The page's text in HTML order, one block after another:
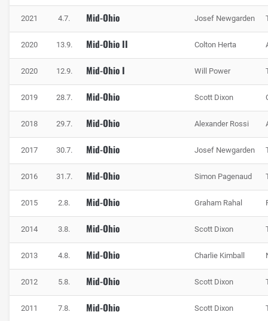
2021 4.7. Mid-Ohio Josef Newgarden
2020 13.9. Mid-Ohio II Colton Herta
2020 12.9. Mid-Ohio I Will Power
2019 28.7. Mid-Ohio Scott Dixon
2018 29.7. Mid-Ohio Alexander Rossi
2017 30.7. Mid-Ohio Josef Newgarden
2016 31.7. Mid-Ohio Simon Pagenaud
2015 2.8. Mid-Ohio Graham Rahal
2014 3.8. Mid-Ohio Scott Dixon
2013 4.8. Mid-Ohio Charlie Kimball
2012 5.8. Mid-Ohio Scott Dixon
2011 7.8. Mid-Ohio Scott Dixon